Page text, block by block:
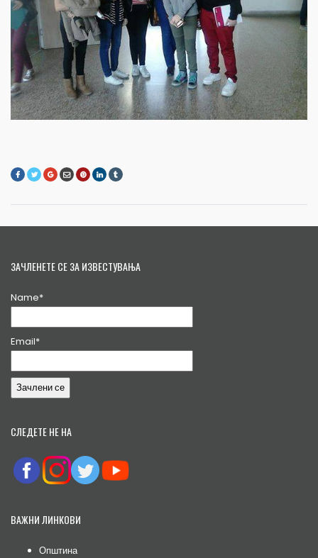
ЗАЧЛЕНЕТЕ СЕ ЗА ИЗВЕСТУВАЊА
Name*
Email*
СЛЕДЕТЕ НЕ НА
ВАЖНИ ЛИНКОВИ
Општина